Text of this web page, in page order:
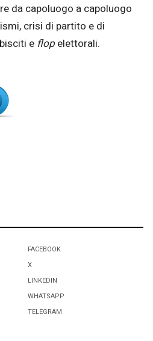
da capoluogo a capoluogo
crisi di partito e di
e flop elettorali.
FACEBOOK
X
LINKEDIN
WHATSAPP
TELEGRAM